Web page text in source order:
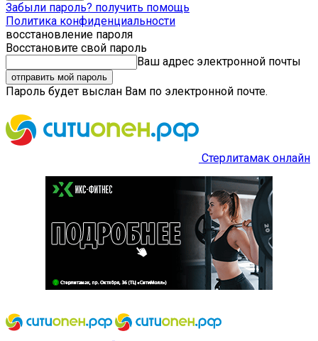
Забыли пароль? получить помощь
Политика конфиденциальности
восстановление пароля
Восстановите свой пароль
Ваш адрес электронной почты
Пароль будет выслан Вам по электронной почте.
Стерлитамак онлайн